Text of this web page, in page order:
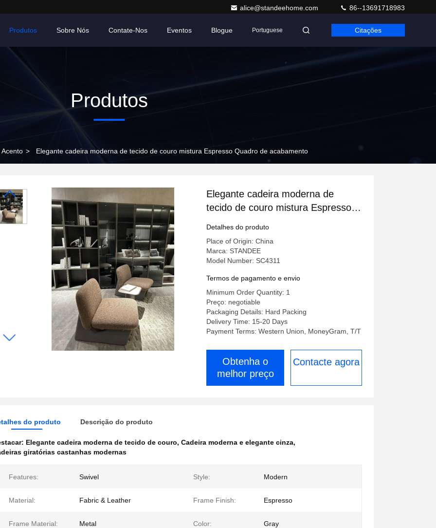
alice@standeehome.com 86--13691718983
Produtos Sobre Nós Contate-Nos Eventos Blogue Portuguese Citações
Produtos
> Elegante cadeira moderna de tecido de couro mistura Espresso Quadro de acabamento
Elegante cadeira moderna de
tecido de couro mistura Espresso
Detalhes do produto
Place of Origin: China
Marca: STANDEE
Model Number: SC4311
Termos de pagamento e envio
Minimum Order Quantity: 1
Preço: negotiable
Packaging Details: Hard Packing
Delivery Time: 15-20 Days
Payment Terms: Western Union, MoneyGram, T/T
Obtenha o
melhor preço
Contacte agora
do produto Descrição do produto
Elegante cadeira moderna de tecido de couro, Cadeira moderna e elegante cinza,
giratórias castanhas modernas
Features: Swivel Style: Modern
Material: Fabric & Leather Frame Finish: Espresso
Frame Material: Metal Color: Gray